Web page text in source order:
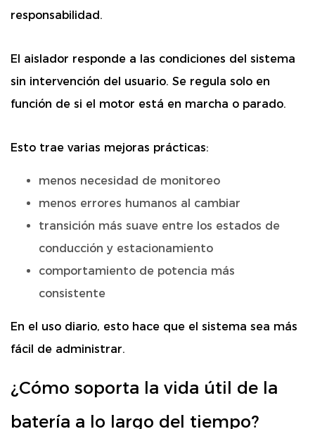
responsabilidad.
El aislador responde a las condiciones del sistema
sin intervención del usuario. Se regula solo en
función de si el motor está en marcha o parado.
Esto trae varias mejoras prácticas:
menos necesidad de monitoreo
menos errores humanos al cambiar
transición más suave entre los estados de
conducción y estacionamiento
comportamiento de potencia más
consistente
En el uso diario, esto hace que el sistema sea más
fácil de administrar.
¿Cómo soporta la vida útil de la
batería a lo largo del tiempo?